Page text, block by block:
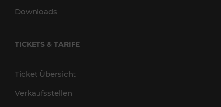
Downloads
TICKETS & TARIFE
Ticket Übersicht
Verkaufsstellen